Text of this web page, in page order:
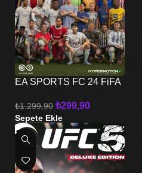
EA SPORTS FC 24 FiFA
₺1.299,90 ₺299,90
Sepete Ekle
-64%